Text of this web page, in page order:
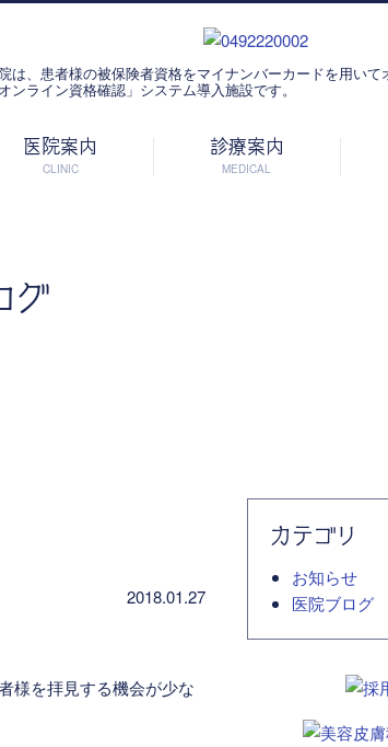
は、患者様の被保険者資格をマイナンバーカードを用いて
オンライン資格確認」システム導入施設です。
医院案内
CLINIC
診療案内
MEDICAL
グ
2018.01.27
様を拝見する機会が少な
カテゴリ
お知らせ
医院ブログ